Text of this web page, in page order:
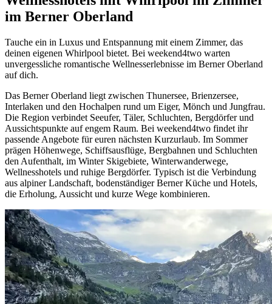
im Berner Oberland
Tauche ein in Luxus und Entspannung mit einem Zimmer, das
deinen eigenen Whirlpool bietet. Bei weekend4two warten
unvergessliche romantische Wellnesserlebnisse im Berner Oberland
auf dich.
Das Berner Oberland liegt zwischen Thunersee, Brienzersee,
Interlaken und den Hochalpen rund um Eiger, Mönch und Jungfrau.
Die Region verbindet Seeufer, Täler, Schluchten, Bergdörfer und
Aussichtspunkte auf engem Raum. Bei weekend4two findet ihr
passende Angebote für euren nächsten Kurzurlaub. Im Sommer
prägen Höhenwege, Schiffsausflüge, Bergbahnen und Schluchten
den Aufenthalt, im Winter Skigebiete, Winterwanderwege,
Wellnesshotels und ruhige Bergdörfer. Typisch ist die Verbindung
aus alpiner Landschaft, bodenständiger Berner Küche und Hotels,
die Erholung, Aussicht und kurze Wege kombinieren.